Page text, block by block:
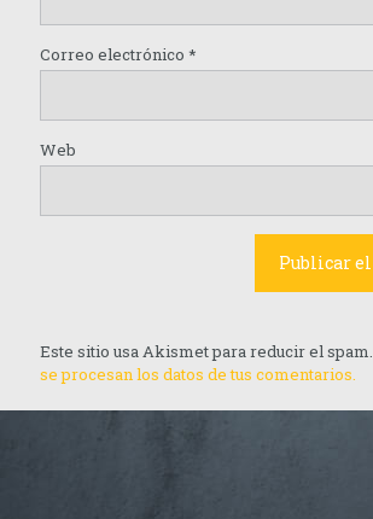
Correo electrónico *
Web
Este sitio usa Akismet para reducir el spam.
se procesan los datos de tus comentarios.